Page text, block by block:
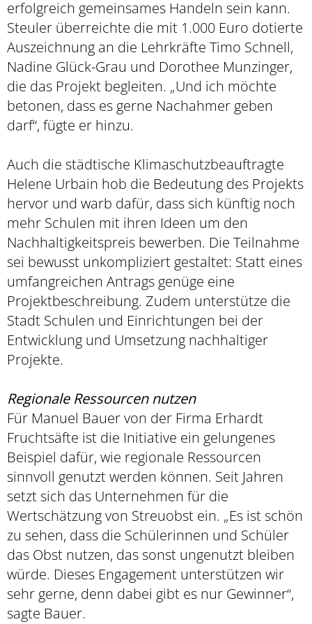
erfolgreich gemeinsames Handeln sein kann.
Steuler überreichte die mit 1.000 Euro dotierte
Auszeichnung an die Lehrkräfte Timo Schnell,
Nadine Glück-Grau und Dorothee Munzinger,
die das Projekt begleiten. „Und ich möchte
betonen, dass es gerne Nachahmer geben
darf“, fügte er hinzu.
Auch die städtische Klimaschutzbeauftragte
Helene Urbain hob die Bedeutung des Projekts
hervor und warb dafür, dass sich künftig noch
mehr Schulen mit ihren Ideen um den
Nachhaltigkeitspreis bewerben. Die Teilnahme
sei bewusst unkompliziert gestaltet: Statt eines
umfangreichen Antrags genüge eine
Projektbeschreibung. Zudem unterstütze die
Stadt Schulen und Einrichtungen bei der
Entwicklung und Umsetzung nachhaltiger
Projekte.
Regionale Ressourcen nutzen
Für Manuel Bauer von der Firma Erhardt
Fruchtsäfte ist die Initiative ein gelungenes
Beispiel dafür, wie regionale Ressourcen
sinnvoll genutzt werden können. Seit Jahren
setzt sich das Unternehmen für die
Wertschätzung von Streuobst ein. „Es ist schön
zu sehen, dass die Schülerinnen und Schüler
das Obst nutzen, das sonst ungenutzt bleiben
würde. Dieses Engagement unterstützen wir
sehr gerne, denn dabei gibt es nur Gewinner“,
sagte Bauer.